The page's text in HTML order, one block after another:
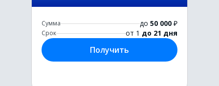
Сумма до 50 000 ₽
Срок от 1 до 21 дня
Получить